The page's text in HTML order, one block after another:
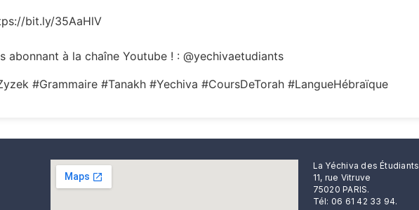
bit.ly/35AaHlV
abonnant à la chaîne Youtube ! : @yechivaetudiants
#Grammaire #Tanakh #Yechiva #CoursDeTorah #LangueHébraïque
La Yéchiva des Étudiants
11, rue Vitruve
75020 PARIS.
Tél: 06 61 42 33 94.